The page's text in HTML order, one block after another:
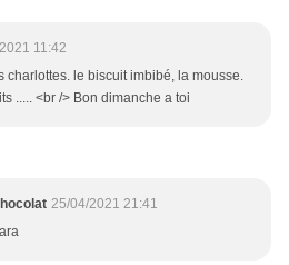
11:42
charlottes. le biscuit imbibé, la mousse.
..... <br /> Bon dimanche a toi
25/04/2021 21:41